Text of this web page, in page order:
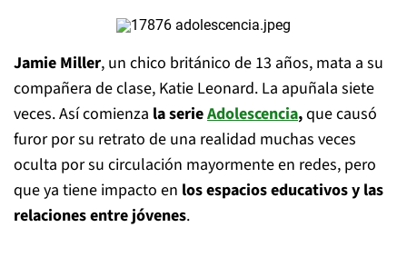
Jamie Miller, un chico británico de 13 años, mata a su
compañera de clase, Katie Leonard. La apuñala siete
veces. Así comienza la serieAdolescencia,que causó
furor por su retrato de una realidad muchas veces
oculta por su circulación mayormente en redes, pero
que ya tiene impacto en los espacios educativos y las
relaciones entre jóvenes.